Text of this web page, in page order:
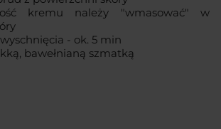
kremu należy "wmasować" w
- ok. 5 min
bawełnianą szmatką